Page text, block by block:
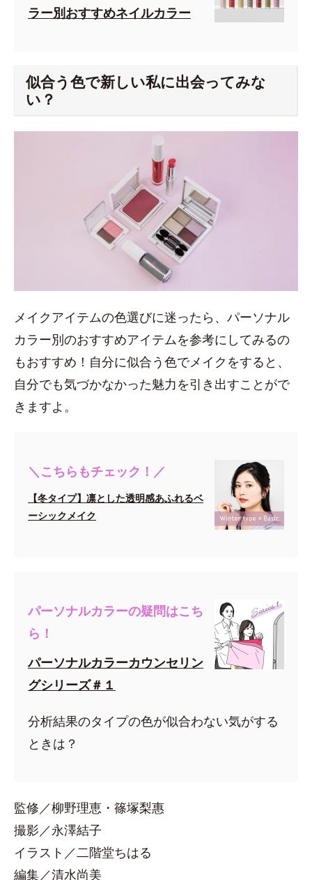
ラー別おすすめネイルカラー
似合う色で新しい私に出会ってみな
い？
メイクアイテムの色選びに迷ったら、パーソナル
カラー別のおすすめアイテムを参考にしてみるの
もおすすめ！自分に似合う色でメイクをすると、
自分でも気づかなかった魅力を引き出すことがで
きますよ。
＼こちらもチェック！／
【冬タイプ】凛とした透明感あふれるベ
ーシックメイク
パーソナルカラーの疑問はこち
ら！
パーソナルカラーカウンセリン
グシリーズ＃１
分析結果のタイプの色が似合わない気がする
ときは？
監修／柳野理恵・篠塚梨惠
撮影／永澤結子
イラスト／二階堂ちはる
編集／清水尚美